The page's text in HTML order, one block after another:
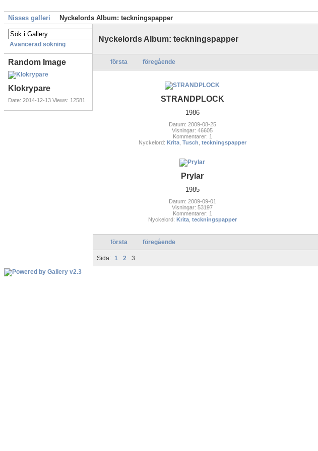
Nisses galleri Nyckelords Album: teckningspapper
Avancerad sökning
Random Image
Klokrypare
Date: 2014-12-13Views: 12581
Nyckelords Album: teckningspapper
första föregående
STRANDPLOCK
1986
Datum: 2009-08-25
Visningar: 46605
Kommentarer: 1
Nyckelord: Krita, Tusch teckningspapper
Prylar
1985
Datum: 2009-09-01
Visningar: 53197
Kommentarer: 1
Nyckelord: Krita, teckningspapper
första föregående
Sida: 1 2 3